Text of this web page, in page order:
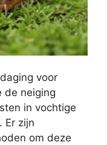
voor
de neiging
in vochtige
Er zijn
om deze